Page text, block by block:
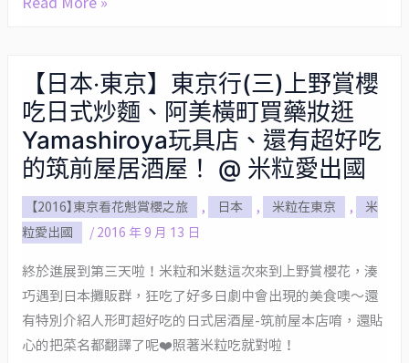
精
肉
店、
二
訪
人
形
町
超
好
叫
的
超
夢
幻
愛
絲
專
門
店
Read More »
【日本‧東京】東京行(三)上野賞櫻
吃日式炒麵、阿美橫町買藥妝逛
Yamashiroya玩具店、還有超好吃
的筑前屋居酒屋！ @ 米粒愛出國
【2016】東京看花魁賞櫻之旅 , 日本 , 米粒在東京 ,
米
粒愛出國
/ 2016 年 9 月 13 日
終於進展到第三天啦！米粒和米麩這次來到上野賞櫻花，湊
巧遇到日本攤販群，狂吃了好多日劇中會出現的美食噢～還
有特別介紹人形町超好吃的日式居酒屋-筑前屋本店唷，還貼
心的把菜名都翻譯了呢❤️照著米粒吃就對啦！
【日
本‧
東
京】
東
京
行
野
賞